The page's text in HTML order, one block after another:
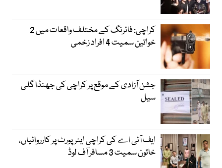
کراچی: فائرنگ کے مختلف واقعات میں 2
خواتین سمیت 4 افراد زخمی
جشن آزادی کے موقع پر کراچی کی جھنڈا گلی
سیل
ایف آئی اے کی کراچی ایئرپورٹ پر کارروائیاں،
خاتون سمیت 3 مسافر آف لوڈ